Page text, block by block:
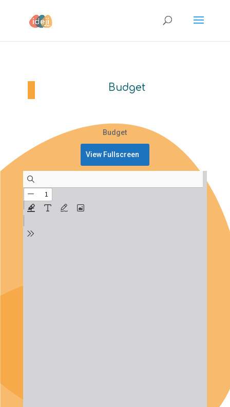
Budget
Budget
View Fullscreen